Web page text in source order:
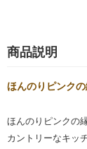
商品説明
ほんのりピンク
ほんのりピンクの
カントリーなキッ